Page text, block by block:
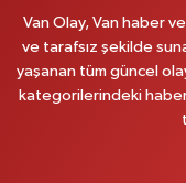
0 (531) 621 69 65
Onay Eczanesi
Van Olay, Van haber
ve tarafsız şekilde
yaşanan tüm güncel
kategorilerindeki